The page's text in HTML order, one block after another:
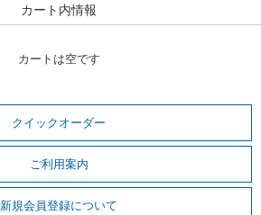
カート内情報
カートは空です
クイックオーダー
ご利用案内
新規会員登録について